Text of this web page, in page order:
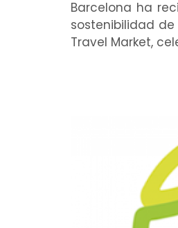
Barcelona ha
sostenibilidad de
Travel Market,